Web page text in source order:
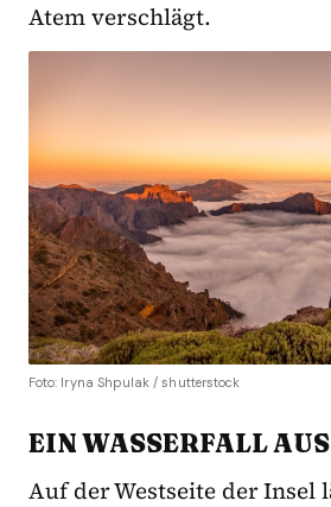
Atem verschlägt.
Foto: Iryna Shpulak / shutterstock
EIN WASSERFALL
Auf der Westseite der Insel